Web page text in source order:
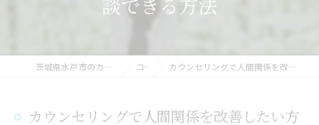
茨城県水戸市のカウンセリングなら成健研究所 コラム カウンセリングで人間関係を改善したい方必見茨城県で安心して相談できる方法
カウンセリングで人間関係を改善したい方